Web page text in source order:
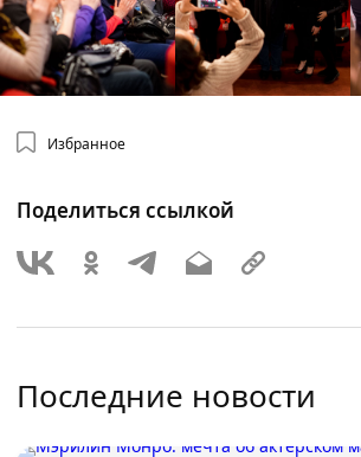
Избранное
Поделиться ссылкой
Последние новости